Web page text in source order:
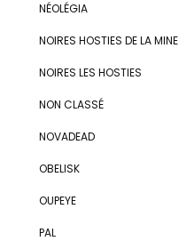
NÉOLÉGIA
NOIRES HOSTIES DE LA MINE
NOIRES LES HOSTIES
NON CLASSÉ
NOVADEAD
OBELISK
OUPEYE
PAL